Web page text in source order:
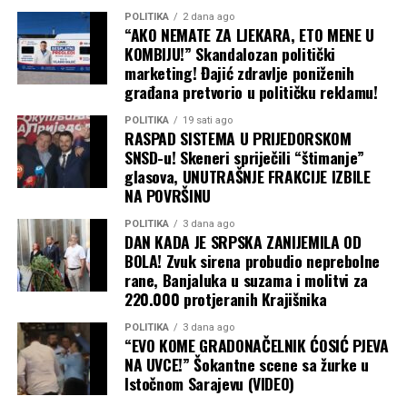
POLITIKA 2 dana ago
“AKO NEMATE ZA LJEKARA, ETO MENE U
KOMBIJU!” Skandalozan politički
marketing! Đajić zdravlje poniženih
građana pretvorio u političku reklamu!
POLITIKA 19 sati ago
RASPAD SISTEMA U PRIJEDORSKOM
SNSD-u! Skeneri spriječili “štimanje”
glasova, UNUTRAŠNJE FRAKCIJE IZBILE
NA POVRŠINU
POLITIKA 3 dana ago
DAN KADA JE SRPSKA ZANIJEMILA OD
BOLA! Zvuk sirena probudio neprebolne
rane, Banjaluka u suzama i molitvi za
220.000 protjeranih Krajišnika
POLITIKA 3 dana ago
“EVO KOME GRADONAČELNIK ĆOSIĆ PJEVA
NA UVCE!” Šokantne scene sa žurke u
Istočnom Sarajevu (VIDEO)